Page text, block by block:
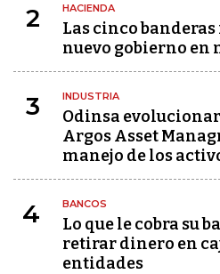
2 HACIENDA
Las cinco
nuevo gobierno
3 INDUSTRIA
Odinsa
Argos Asset
manejo de los
4 BANCOS
Lo que le cobra su
retirar dinero en
entidades